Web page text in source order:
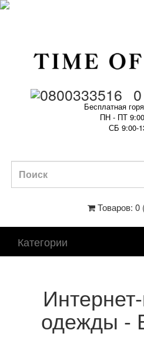
Бесплатная
ПН - ПТ
СБ 9:00-
Товаров: 0
Категории
одежды -